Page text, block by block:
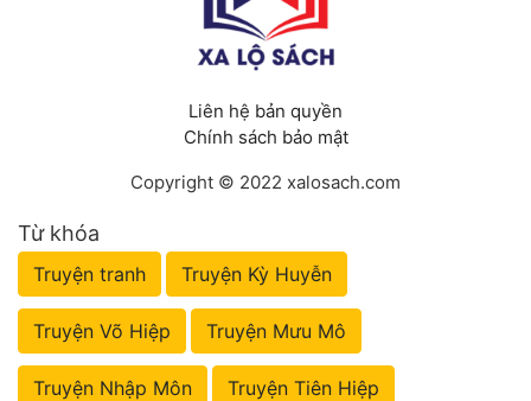
Liên hệ bản quyền
Chính sách bảo mật
Copyright © 2022 xalosach.com
Từ khóa
Truyện tranh Truyện Kỳ Huyễn
Truyện Võ Hiệp Truyện Mưu Mô
Truyện Nhập Môn Truyện Tiên Hiệp